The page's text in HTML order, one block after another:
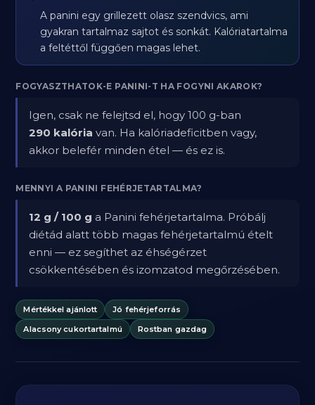
A panini egy grillezett olasz szendvics, ami
gyakran tartalmaz sajtot és sonkát. Kalóriatartalma
a feltéttől függően magas lehet.
FOGYASZTHATOK-E PANINI-T HA FOGYNI AKAROK?
Igen, csak ne felejtsd el, hogy 100 g-ban
290 kalória van. Ha kalóriadeficitben vagy,
akkor belefér minden étel — és ez is.
MENNYI A PANINI FEHÉRJETARTALMA?
12 g / 100 g a Panini fehérjetartalma. Próbálj
diétád alatt több magas fehérjetartalmú ételt
enni — ez segíthet az éhségérzet
csökkentésében és izomzatod megőrzésében.
Mértékkel ajánlott
Jó fehérjeforrás
Alacsony cukortartalmú
Rostban gazdag